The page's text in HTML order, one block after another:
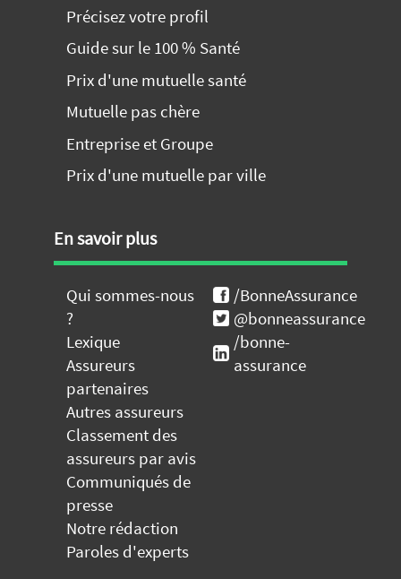
Précisez votre profil
Guide sur le 100 % Santé
Prix d'une mutuelle santé
Mutuelle pas chère
Entreprise et Groupe
Prix d'une mutuelle par ville
En savoir plus
Qui sommes-nous
?
Lexique
Assureurs
partenaires
Autres assureurs
Classement des
assureurs par avis
Communiqués de
presse
Notre rédaction
Paroles d'experts
/BonneAssurance
@bonneassurance
/bonne-
assurance